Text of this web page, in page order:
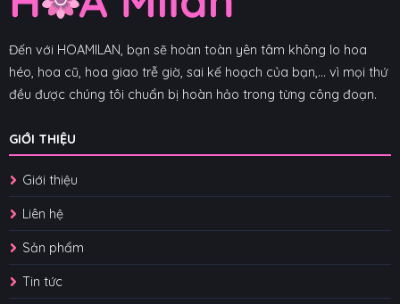
Đến với HOAMILAN, bạn sẽ hoàn toàn yên tâm không lo hoa
héo, hoa cũ, hoa giao trễ giờ, sai kế hoạch của bạn,... vì mọi thứ
đều được chúng tôi chuẩn bị hoàn hảo trong từng công đoạn.
GIỚI THIỆU
Giới thiệu
Liên hệ
Sản phẩm
Tin tức